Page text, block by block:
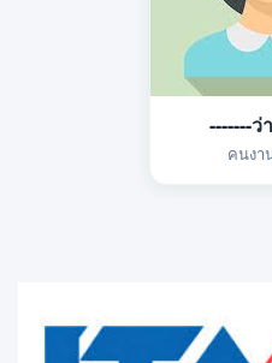
-------ว่
คนงา